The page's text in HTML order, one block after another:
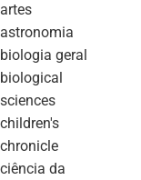
artes
astronomia
biologia geral
biological
sciences
children's
chronicle
ciência da